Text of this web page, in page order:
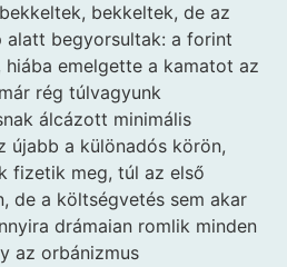
bekkeltek, de az
alatt begyorsultak: a forint
emelgette a kamatot az
rég túlvagyunk
álcázott minimális
újabb a különadós körön,
fizetik meg, túl az első
de a költségvetés sem akar
drámaian romlik minden
az orbánizmus